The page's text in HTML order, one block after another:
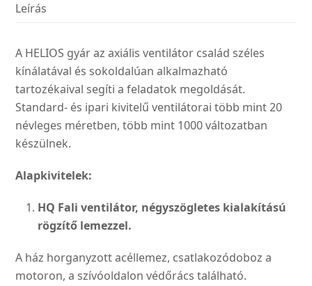
axiálventilátor
motorral,1~
mennyiség
Leírás
A HELIOS gyár az axiális ventilátor család széles
kínálatával és sokoldalúan alkalmazható
tartozékaival segíti a feladatok megoldását.
Standard- és ipari kivitelű ventilátorai több mint 20
névleges méretben, több mint 1000 változatban
készülnek.
Alapkivitelek:
HQ Fali ventilátor, négyszögle­tes kialakítású
rögzítő lemezzel.
A ház horganyzott acéllemez, csatlakozódoboz a
motoron, a szívóoldalon védőrács találha­tó.